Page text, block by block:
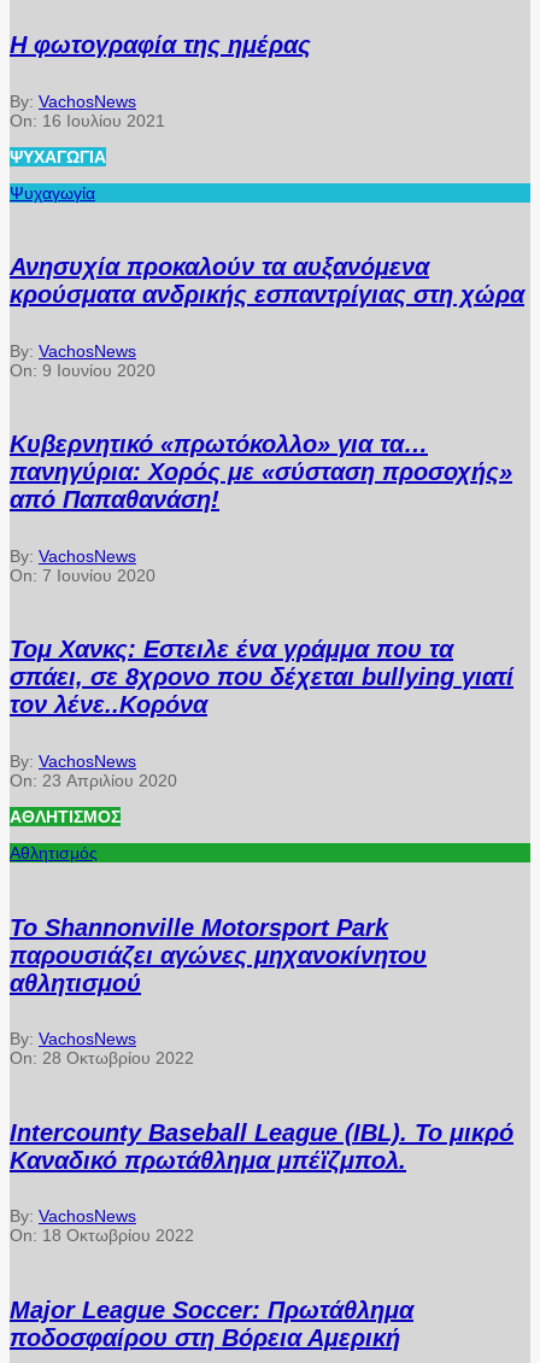
Η φωτογραφία της ημέρας
By: VachosNews
On: 16 Ιουλίου 2021
ΨΥΧΑΓΩΓΊΑ
Ψυχαγωγία
Ανησυχία προκαλούν τα αυξανόμενα
κρούσματα ανδρικής εσπαντρίγιας στη χώρα
By: VachosNews
On: 9 Ιουνίου 2020
Κυβερνητικό «πρωτόκολλο» για τα…
πανηγύρια: Χορός με «σύσταση προσοχής»
από Παπαθανάση!
By: VachosNews
On: 7 Ιουνίου 2020
Τομ Χανκς: Εστειλε ένα γράμμα που τα
σπάει, σε 8χρονο που δέχεται bullying γιατί
τον λένε..Κορόνα
By: VachosNews
On: 23 Απριλίου 2020
ΑΘΛΗΤΙΣΜΌΣ
Αθλητισμός
Το Shannonville Motorsport Park
παρουσιάζει αγώνες μηχανοκίνητου
αθλητισμού
By: VachosNews
On: 28 Οκτωβρίου 2022
Intercounty Baseball League (IBL). Το μικρό
Καναδικό πρωτάθλημα μπέϊζμπολ.
By: VachosNews
On: 18 Οκτωβρίου 2022
Major League Soccer: Πρωτάθλημα
ποδοσφαίρου στη Βόρεια Αμερική